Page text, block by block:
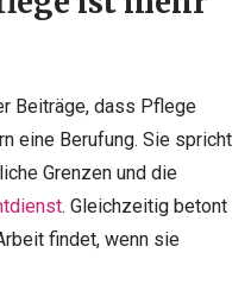
Beiträge, dass Pflege
eine Berufung. Sie spricht
Grenzen und die
. Gleichzeitig betont
findet, wenn sie